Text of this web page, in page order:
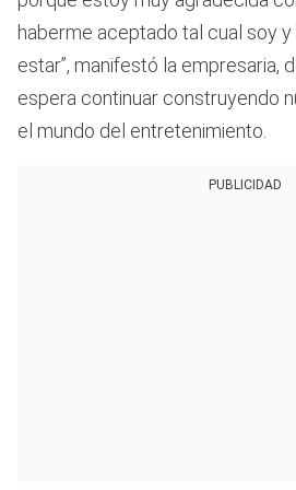
haberme aceptado tal cual soy
estar”, manifestó la empresaria,
espera continuar construyendo
el mundo del entretenimiento.
PUBLICIDAD